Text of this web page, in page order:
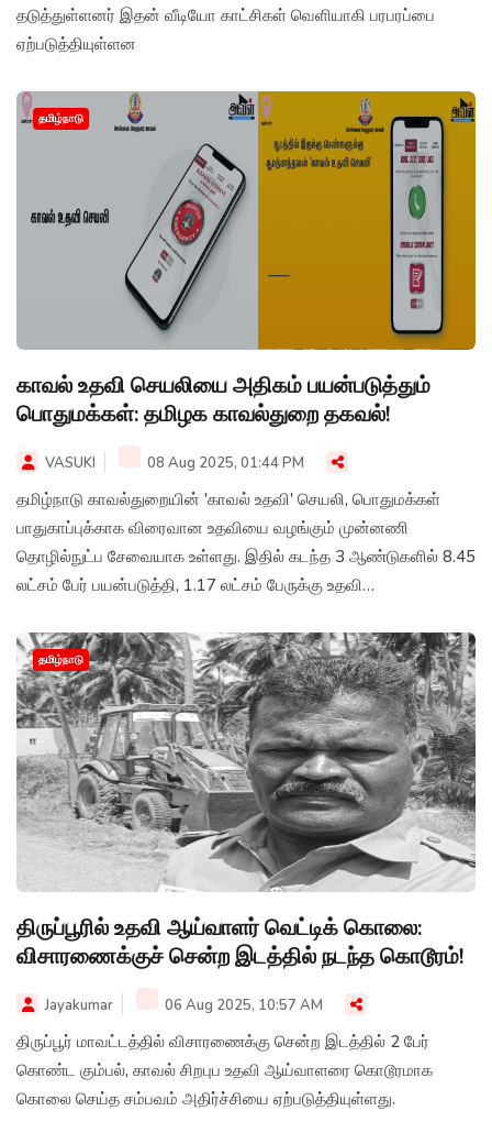
தடுத்துள்ளனர் இதன் வீடியோ காட்சிகள் வெளியாகி பரபரப்பை
ஏற்படுத்தியுள்ளன
தமிழ்நாடு
காவல் உதவி செயலியை அதிகம் பயன்படுத்தும்
பொதுமக்கள்: தமிழக காவல்துறை தகவல்!
VASUKI 08 Aug 2025, 01:44 PM
தமிழ்நாடு காவல்துறையின் 'காவல் உதவி' செயலி, பொதுமக்கள்
பாதுகாப்புக்காக விரைவான உதவியை வழங்கும் முன்னணி
தொழில்நுட்ப சேவையாக உள்ளது. இதில் கடந்த 3 ஆண்டுகளில் 8.45
லட்சம் பேர் பயன்படுத்தி, 1.17 லட்சம் பேருக்கு உதவி
தமிழ்நாடு
திருப்பூரில் உதவி ஆய்வாளர் வெட்டிக் கொலை:
விசாரணைக்குச் சென்ற இடத்தில் நடந்த கொடூரம்!
Jayakumar 06 Aug 2025, 10:57 AM
திருப்பூர் மாவட்டத்தில் விசாரணைக்கு சென்ற இடத்தில் 2 பேர்
கொண்ட கும்பல், காவல் சிறபுப உதவி ஆய்வாளரை கொடூரமாக
கொலை செய்த சம்பவம் அதிர்ச்சியை ஏற்படுத்தியுள்ளது.